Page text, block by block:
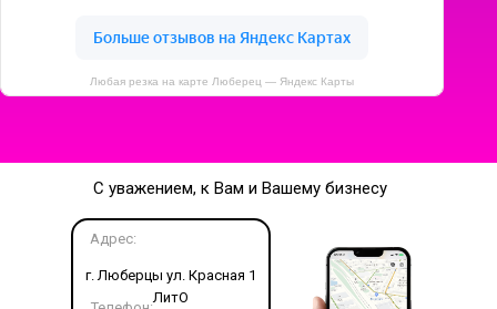
Любая резка на карте Люберец — Яндекс Карты
С уважением, к Вам и Вашему бизнесу
Адрес:
г. Люберцы ул. Красная 1
ЛитО